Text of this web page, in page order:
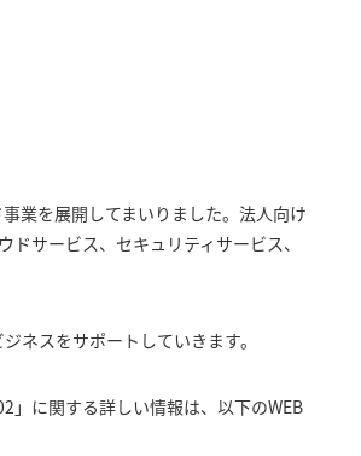
業を展開してまいりました。法人向け
サービス、セキュリティサービス、
ネスをサポートしていきます。
」に関する詳しい情報は、以下のWEB